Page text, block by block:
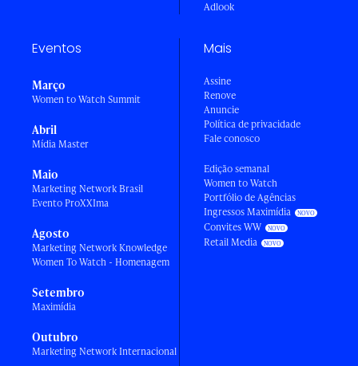
Adlook
Eventos
Março
Women to Watch Summit
Abril
Mídia Master
Maio
Marketing Network Brasil
Evento ProXXIma
Agosto
Marketing Network Knowledge
Women To Watch - Homenagem
Setembro
Maximídia
Outubro
Marketing Network Internacional
Mais
Assine
Renove
Anuncie
Política de privacidade
Fale conosco
Edição semanal
Women to Watch
Portfólio de Agências
Ingressos Maximídia
Convites WW
Retail Media